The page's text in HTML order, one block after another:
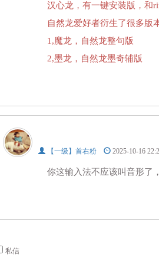
汉心龙，有一键安装版，和
自然龙爱好者衍生了很多版
1,魔龙，自然龙整句版
2,墨龙，自然龙墨奇辅版
【一级】首右粉 2025-10-16
你这输入法不应该叫音形了
私信